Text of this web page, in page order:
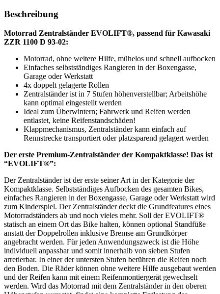
Beschreibung
Motorrad Zentralständer EVOLIFT®, passend für Kawasaki
ZZR 1100 D 93-02:
Motorrad, ohne weitere Hilfe, mühelos und schnell aufbocken
Einfaches selbstständiges Rangieren in der Boxengasse,
Garage oder Werkstatt
4x doppelt gelagerte Rollen
Zentralständer ist in 7 Stufen höhenverstellbar; Arbeitshöhe
kann optimal eingestellt werden
Ideal zum Überwintern; Fahrwerk und Reifen werden
entlastet, keine Reifenstandschäden!
Klappmechanismus, Zentralständer kann einfach auf
Rennstrecke transportiert oder platzsparend gelagert werden
Der erste Premium-Zentralständer der Kompaktklasse! Das ist
“EVOLIFT®”:
Der Zentralständer ist der erste seiner Art in der Kategorie der
Kompaktklasse. Selbstständiges Aufbocken des gesamten Bikes,
einfaches Rangieren in der Boxengasse, Garage oder Werkstatt wird
zum Kinderspiel. Der Zentralständer deckt die Grundfeatures eines
Motorradständers ab und noch vieles mehr. Soll der EVOLIFT®
statisch an einem Ort das Bike halten, können optional Standfüße
anstatt der Doppelrollen inklusive Bremse am Grundkörper
angebracht werden. Für jeden Anwendungszweck ist die Höhe
individuell anpassbar und somit innerhalb von sieben Stufen
arretierbar. In einer der untersten Stufen berühren die Reifen noch
den Boden. Die Räder können ohne weitere Hilfe ausgebaut werden
und der Reifen kann mit einem Reifenmontiergerät gewechselt
werden. Wird das Motorrad mit dem Zentralständer in den oberen